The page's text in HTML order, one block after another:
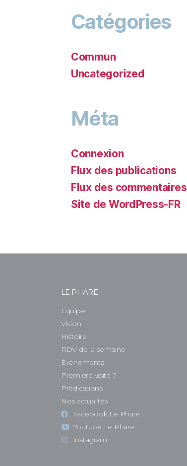
Catégories
Commun
Uncategorized
Méta
Connexion
Flux des publications
Flux des commentaires
Site de WordPress-FR
LE PHARE
Équipe
Vision
Histoire
RDV de la semaine
Événements
Première visite ?
Prédications
Nos actualités
Facebook Le Phare
Youtube Le Phare
Instagram